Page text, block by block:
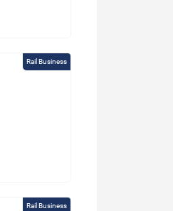
Rail Business
Rail Business